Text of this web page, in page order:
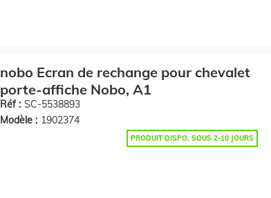
nobo Ecran de rechange pour chevalet
porte-affiche Nobo, A1
Réf : SC-5538893
Modèle : 1902374
PRODUIT DISPO. SOUS 2-10 JOURS